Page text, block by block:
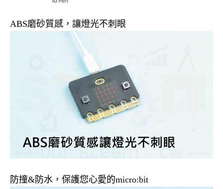
ABS磨砂質感，讓燈光不刺眼
防撞&防水，保護您心愛的micro:bit